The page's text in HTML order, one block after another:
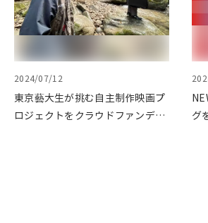
2024/07/12
東京藝大生が挑む自主制作映画プ
ロジェクトをクラウドファンディ
グ